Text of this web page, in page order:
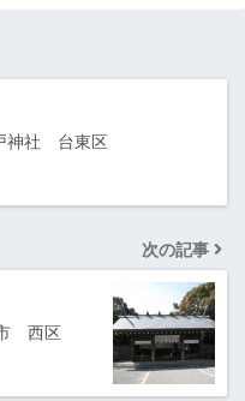
神社 台東区
次の記事
西区